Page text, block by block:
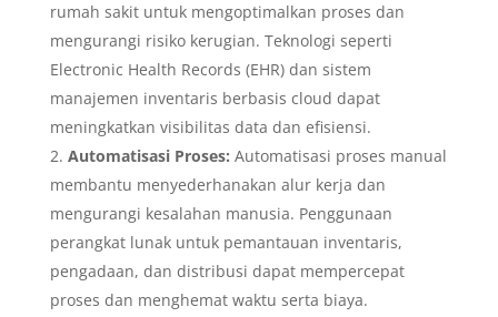
rumah sakit untuk mengoptimalkan proses dan
mengurangi risiko kerugian. Teknologi seperti
Electronic Health Records (EHR) dan sistem
manajemen inventaris berbasis cloud dapat
meningkatkan visibilitas data dan efisiensi.
Automatisasi Proses: Automatisasi proses manual
membantu menyederhanakan alur kerja dan
mengurangi kesalahan manusia. Penggunaan
perangkat lunak untuk pemantauan inventaris,
pengadaan, dan distribusi dapat mempercepat
proses dan menghemat waktu serta biaya.